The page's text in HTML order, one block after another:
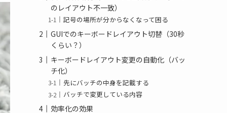
のレイアウト不一致）
記号の場所が分からなくなって困る
GUIでのキーボードレイアウト切替（30秒
くらい？）
キーボードレイアウト変更の自動化（バッ
チ化）
先にバッチの中身を記載する
バッチで変更している内容
効率化の効果